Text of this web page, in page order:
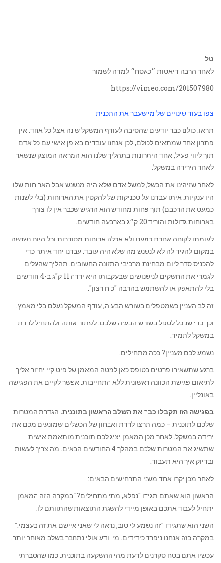
טל
לאחר הרבה דיאטות ״כאסח״ למדה לשמור
https://vimeo.com/201507980
צפו בעוד שינויים של מי שעבר את התכנית
תראו. כולם כבר יודעים שהסיבה לעודף המשקל שונה אצל כל אחד. אין
פתרון אחד שמתאים לכולם, לכן אנחנו עובדים באופן אישי עם כל אדם
תוך ליווי פעיל, אחד היתרונות בתהליך שלנו הוא המראה המוצק שנשאר
לאחר הירידה במשקל.
לאחר שזיהינו את הכשל, למשל אדם שלא היה מנשנש אבל הארוחות שלו
היו ענקיות. איתו עבדנו על טכניקות של להקטין את הארוחות (בלי לשנות
כמעט את הרכבם) תוך פחות מחודש הוא הרגיש שכבר אין לו צורך
בארוחות גדולות והוריד 20 ק״ג בארבעה חודשים.
לעומתו לקוחה אחרת כמעט ולא אכלה ארוחות מסודרות וכל היום נשנשה.
במקום להגיד לה לא לנשנש מה שלא היה עובד. עבדנו יחד איתה כדי
להכניס סדר ליום מבחינת מרכיבי התזונה החשובים. תהליך שהעלים
לגמרי את החשקים לנישנושים שבעקבותו היא ירדה 11 ק"ג ב-4 חודשים
בלי להתאפק או להשתמש בהרבה "כוח רצון".
זה לב העניין כשמטפלים בשורש הבעיה, עודף המשקל נעלם בלי מאמץ.
וכך כדי שנוכל לטפל בשורש הבעיה שלכם. לפתור אותה ולהתחיל לרדת
במשקל לתמיד.
נשמע לכם מעניין? ככה מתחילים.
ברגע שתשאירו פרטים בטופס כאן למטה המאמן של פיט קיי יחזור אליך
לתיאום פגישת הכוונה ראשונית ללא התחייבות. אפשר לקיים את הפגישה
באונליין.
בפגישה הזו תקבלו כבר את השלב הראשון בתוכנית. הגדרת המטרות
שלכם לתוכנית – כמה תרצו לרדת ואבחון של הכשלים שמונעים מכם את
ירידה במשקל. לאחר מכן המאמן יציג לכם תוכנית מותאמת אישית
שתשיג את המטרות שלכם במהלך 4 החודשים הבאים. מה צריך לעשות
ובדיוק איך היא תעבוד.
לאחר מכן יקרו אחד משני התרחישים הבאים:
הראשון הוא שאתם תגידו "נפלא, מתי מתחילים?" במקרה הזה המאמן
יתחיל לעבוד אתכם באופן מיידי להשגת התוצאות שהתוותם לו.
השני הוא שתגידו "זה נשמע לי טוב, נראה לי שאני איישם את זה בעצמי."
במקרה כזה אנחנו ניפרד כידידים. מי יודע אולי נתחבר בשלב מאוחר יותר.
עכשיו אתם בטח סקרנים לדעת מהי ההשקעה בתוכנית. כמו שהסברתי